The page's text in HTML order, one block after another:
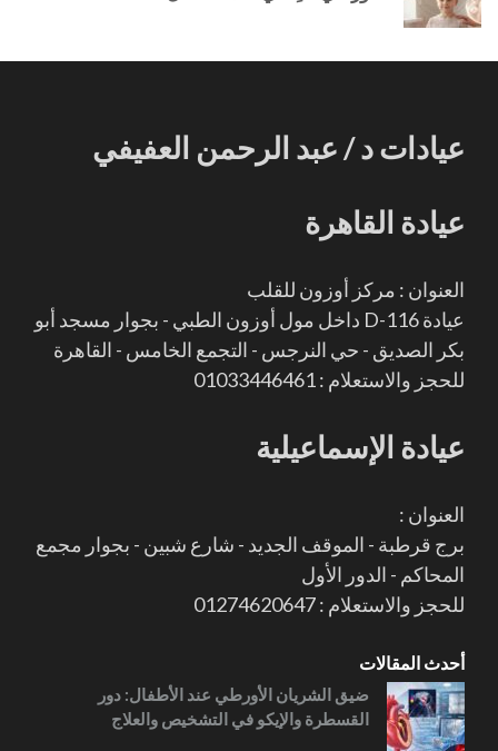
عيادات د / عبد الرحمن العفيفي
عيادة القاهرة
العنوان : مركز أوزون للقلب
عيادة D-116 داخل مول أوزون الطبي - بجوار مسجد أبو
بكر الصديق - حي النرجس - التجمع الخامس - القاهرة
للحجز والاستعلام : 01033446461
عيادة الإسماعيلية
العنوان :
برج قرطبة - الموقف الجديد - شارع شبين - بجوار مجمع
المحاكم - الدور الأول
للحجز والاستعلام : 01274620647
أحدث المقالات
ضيق الشريان الأورطي عند الأطفال: دور
القسطرة والإيكو في التشخيص والعلاج